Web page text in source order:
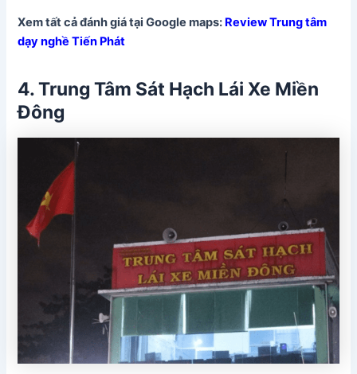
Xem tất cả đánh giá tại Google maps: Review Trung tâm
dạy nghề Tiến Phát
4. Trung Tâm Sát Hạch Lái Xe Miền
Đông